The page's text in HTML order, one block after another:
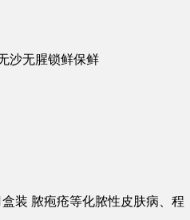
沙无腥锁鲜保鲜
装 脓疱疮等化脓性皮肤病、程